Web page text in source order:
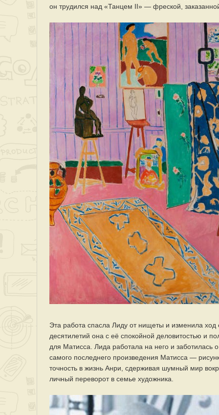
он трудился над «Танцем II» — фреской,
Эта работа спасла Лиду от нищеты и изменила
десятилетий она с её спокойной деловитостью и
для Матисса. Лида работала на него и
самого последнего произведения Матисса —
точность в жизнь Анри, сдерживая шумный мир
личный переворот в семье художника.